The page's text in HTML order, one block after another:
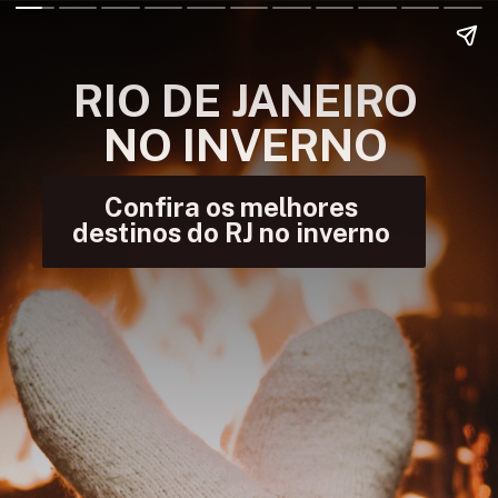
Confira os melhores
destinos do RJ no inverno
RIO DE JANEIRO
NO INVERNO